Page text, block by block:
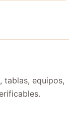
tablas, equipos,